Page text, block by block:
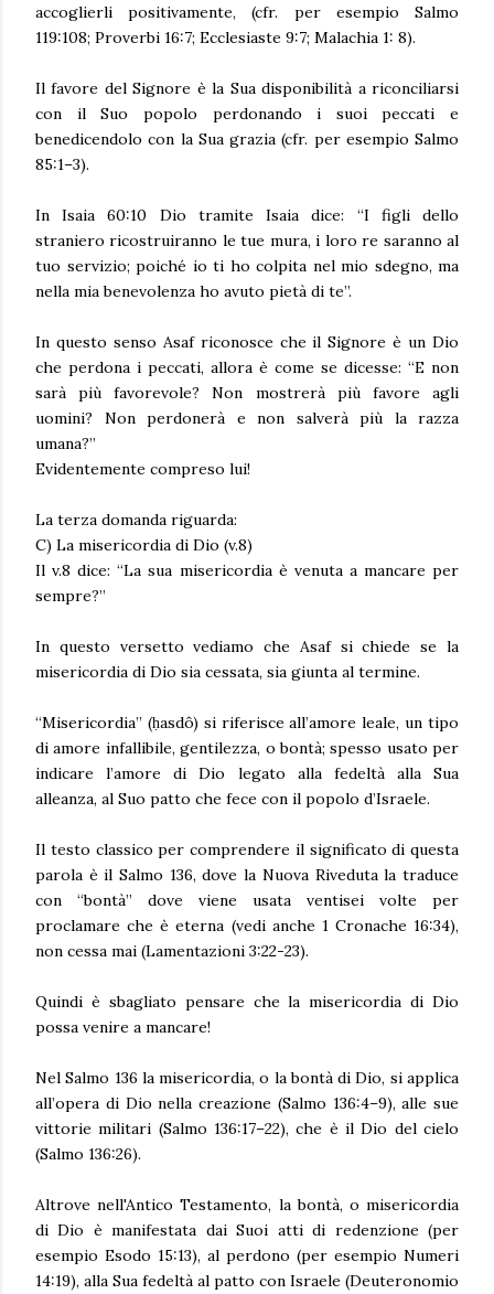
accoglierli positivamente, (cfr. per esempio Salmo
119:108; Proverbi 16:7; Ecclesiaste 9:7; Malachia 1: 8).
Il favore del Signore è la Sua disponibilità a riconciliarsi
con il Suo popolo perdonando i suoi peccati e
benedicendolo con la Sua grazia (cfr. per esempio Salmo
85:1–3).
In Isaia 60:10 Dio tramite Isaia dice: “I figli dello
straniero ricostruiranno le tue mura, i loro re saranno al
tuo servizio; poiché io ti ho colpita nel mio sdegno, ma
nella mia benevolenza ho avuto pietà di te”.
In questo senso Asaf riconosce che il Signore è un Dio
che perdona i peccati, allora è come se dicesse: “E non
sarà più favorevole? Non mostrerà più favore agli
uomini? Non perdonerà e non salverà più la razza
umana?”
Evidentemente compreso lui!
La terza domanda riguarda:
C) La misericordia di Dio (v.8)
Il v.8 dice: “La sua misericordia è venuta a mancare per
sempre?”
In questo versetto vediamo che Asaf si chiede se la
misericordia di Dio sia cessata, sia giunta al termine.
“Misericordia” (ḥasdô) si riferisce all’amore leale, un tipo
di amore infallibile, gentilezza, o bontà; spesso usato per
indicare l’amore di Dio legato alla fedeltà alla Sua
alleanza, al Suo patto che fece con il popolo d’Israele.
Il testo classico per comprendere il significato di questa
parola è il Salmo 136, dove la Nuova Riveduta la traduce
con “bontà” dove viene usata ventisei volte per
proclamare che è eterna (vedi anche 1 Cronache 16:34),
non cessa mai (Lamentazioni 3:22-23).
Quindi è sbagliato pensare che la misericordia di Dio
possa venire a mancare!
Nel Salmo 136 la misericordia, o la bontà di Dio, si applica
all’opera di Dio nella creazione (Salmo 136:4–9), alle sue
vittorie militari (Salmo 136:17–22), che è il Dio del cielo
(Salmo 136:26).
Altrove nell'Antico Testamento, la bontà, o misericordia
di Dio è manifestata dai Suoi atti di redenzione (per
esempio Esodo 15:13), al perdono (per esempio Numeri
14:19), alla Sua fedeltà al patto con Israele (Deuteronomio